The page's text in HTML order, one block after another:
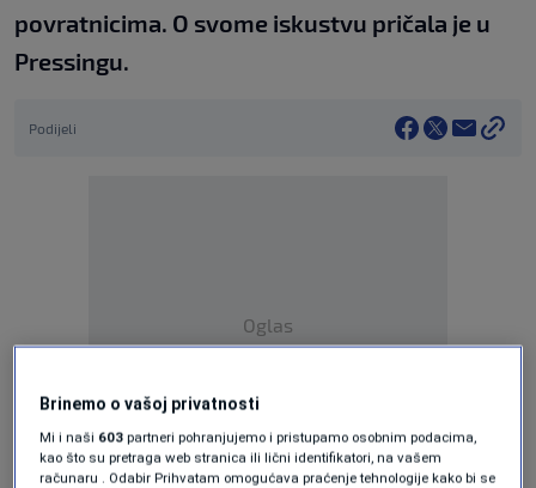
povratnicima. O svome iskustvu pričala je u
Pressingu.
Podijeli
Oglas
Brinemo o vašoj privatnosti
Mi i naši 603 partneri pohranjujemo i pristupamo osobnim podacima,
kao što su pretraga web stranica ili lični identifikatori, na vašem
računaru . Odabir Prihvatam omogućava praćenje tehnologije kako bi se